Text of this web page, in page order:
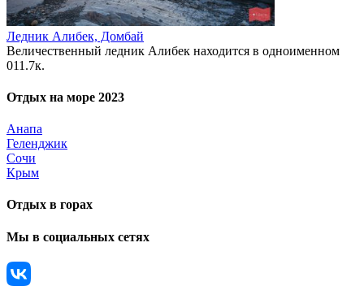
Ледник Алибек, Домбай
Величественный ледник Алибек находится в одноименном
011.7к.
Отдых на море 2023
Анапа
Геленджик
Сочи
Крым
Отдых в горах
Мы в социальных сетях